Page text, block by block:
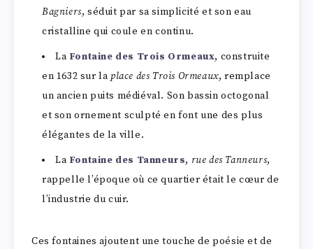
Bagniers, séduit par sa simplicité et son eau
cristalline qui coule en continu.
La Fontaine des Trois Ormeaux, construite
en 1632 sur laplace des Trois Ormeaux, remplace
un ancien puits médiéval. Son bassin octogonal
et son ornement sculpté en font une des plus
élégantes de la ville.
La Fontaine des Tanneurs, rue des Tanneurs,
rappelle l’époque où ce quartier était le cœur de
l’industrie du cuir.
Ces fontaines ajoutent une touche de poésie et de